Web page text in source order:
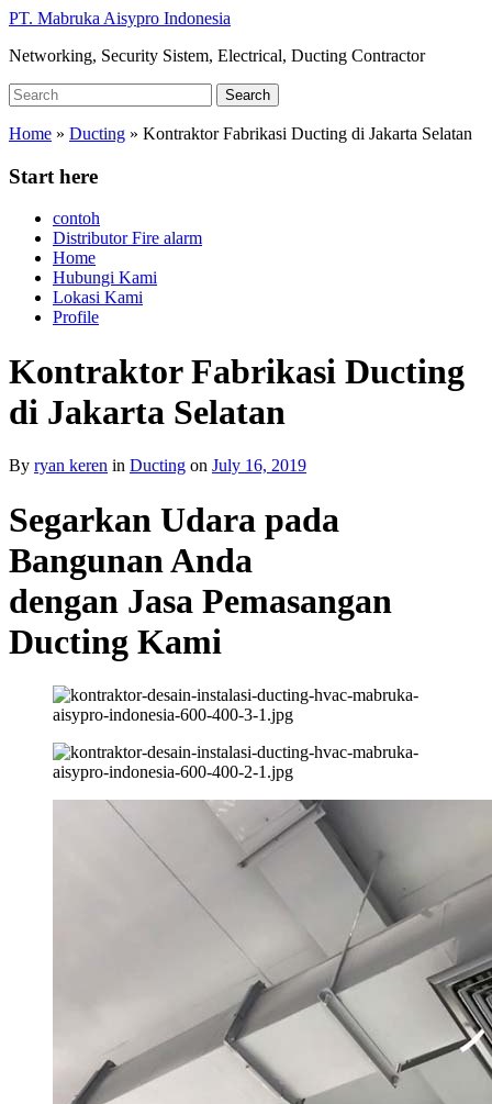
Skip
main
PT. Mabruka Aisypro Indonesia
Networking, Security Sistem, Electrical, Ducting Contractor
Search
for:
Search
Home » Ducting » Kontraktor Fabrikasi Ducting di Jakarta Selatan
Start here
contoh
Distributor Fire alarm
Home
Hubungi Kami
Lokasi Kami
Profile
Kontraktor Fabrikasi Ducting
di Jakarta Selatan
By ryan keren in Ducting on July 16, 2019
Segarkan Udara pada
Bangunan Anda
dengan Jasa Pemasangan
Ducting Kami